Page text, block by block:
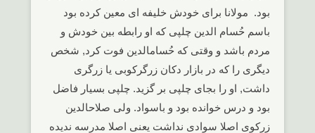
بود. مولانا برای خودش خلیفه ای معین کرده بود
باسم حُسام الدین چلپی که او رابطه بین خودش و
مردم باشد و وقتی که حُسامالدین فوت کرد, شخص
دیگری را که در بازار دکان زرگرکوبی یا زرگری
داشت, او را بجای چلپی بر گزید. چلپی بسیار فاضل
بود و درس خوانده بود و باسواد. ولی صلاحالدین
زرکوی اصلا سوادی نداشت یعنی اصلا مدرسه ندیده